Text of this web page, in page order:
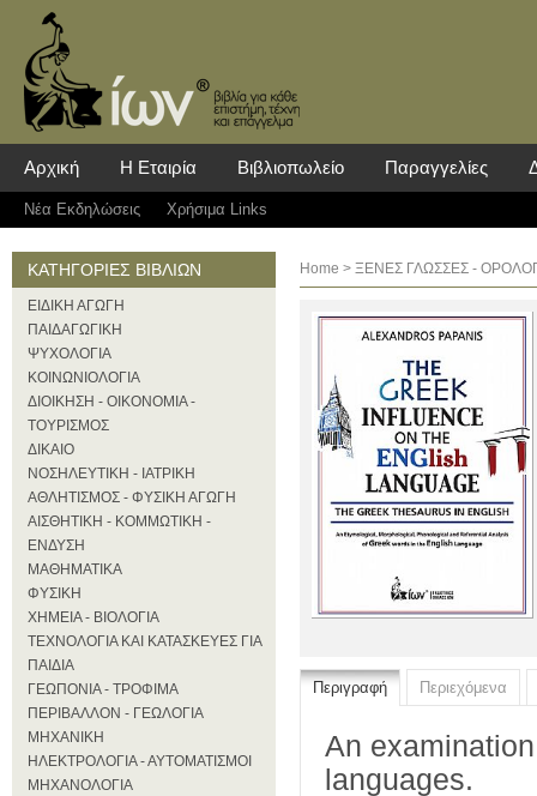
Αρχική Η Εταιρία Βιβλιοπωλείο Παραγγελίες
Νέα Eκδηλώσεις Χρήσιμα Links
ΚΑΤΗΓΟΡΙΕΣ ΒΙΒΛΙΩΝ
ΕΙΔΙΚΗ ΑΓΩΓΗ
ΠΑΙΔΑΓΩΓΙΚΗ
ΨΥΧΟΛΟΓΙΑ
ΚΟΙΝΩΝΙΟΛΟΓΙΑ
ΔΙΟΙΚΗΣΗ - ΟΙΚΟΝΟΜΙΑ -
ΤΟΥΡΙΣΜΟΣ
ΔΙΚΑΙΟ
ΝΟΣΗΛΕΥΤΙΚΗ - ΙΑΤΡΙΚΗ
ΑΘΛΗΤΙΣΜΟΣ - ΦΥΣΙΚΗ ΑΓΩΓΗ
ΑΙΣΘΗΤΙΚΗ - ΚΟΜΜΩΤΙΚΗ -
ΕΝΔΥΣΗ
ΜΑΘΗΜΑΤΙΚΑ
ΦΥΣΙΚΗ
ΧΗΜΕΙΑ - ΒΙΟΛΟΓΙΑ
ΤΕΧΝΟΛΟΓΙΑ ΚΑΙ ΚΑΤΑΣΚΕΥΕΣ ΓΙΑ
ΠΑΙΔΙΑ
ΓΕΩΠΟΝΙΑ - ΤΡΟΦΙΜΑ
ΠΕΡΙΒΑΛΛΟΝ - ΓΕΩΛΟΓΙΑ
ΜΗΧΑΝΙΚΗ
ΗΛΕΚΤΡΟΛΟΓΙΑ - ΑΥΤΟΜΑΤΙΣΜΟΙ
ΜΗΧΑΝΟΛΟΓΙΑ
Home > ΞΕΝΕΣ ΓΛΩΣΣΕΣ -
Περιγραφή Περιεχόμενα
An
languages.